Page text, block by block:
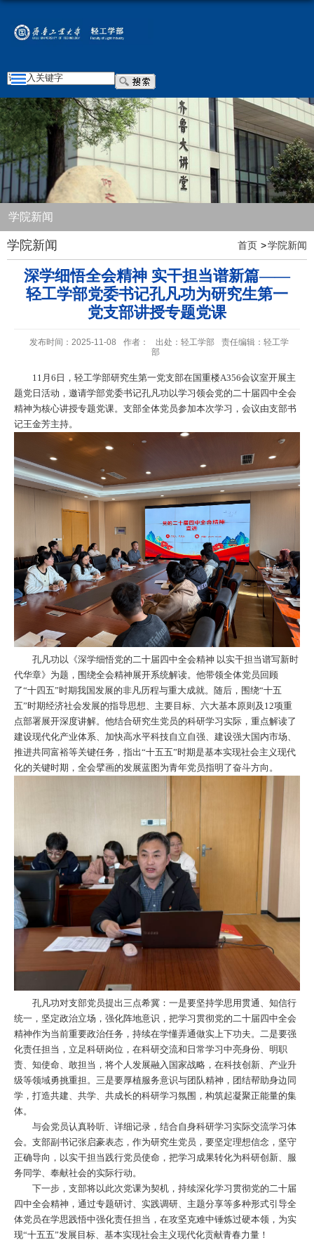
学院新闻
首页 学院新闻
学院新闻
深学细悟全会精神 实干担当谱新篇——
轻工学部党委书记孔凡功为研究生第一
党支部讲授专题党课
发布时间：2025-11-08 作者： 出处：轻工学部
责任编辑：轻工学
部
11 月 6 日，轻工学部研究生第一党支部在国重楼A356会议室开展主
题党日活动，邀请学部党委书记孔凡功以学习领会党的二十届四中全会
精神为核心讲授专题党课。支部全体党员参加本次学习，会议由支部书
记王金芳主持。
孔凡功以《深学细悟党的二十届四中全会精神 以实干担当谱写新时
代华章》为题，围绕全会精神展开系统解读。他带领全体党员回顾
了“十四五”时期我国发展的非凡历程与重大成就。随后，围绕“十五
五”时期经济社会发展的指导思想、主要目标、六大基本原则及 12项重
点部署展开深度讲解。他结合研究生党员的科研学习实际，重点解读了
建设现代化产业体系、加快高水平科技自立自强、建设强大国内市场、
推进共同富裕等关键任务，指出“十五五”时期是基本实现社会主义现代
化的关键时期，全会擘画的发展蓝图为青年党员指明了奋斗方向。
孔凡功对支部党员提出三点希冀：一是要坚持学思用贯通、知信行
统一，坚定政治立场，强化阵地意识，把学习贯彻党的二十届四中全会
精神作为当前重要政治任务，持续在学懂弄通做实上下功夫。二是要强
化责任担当，立足科研岗位，在科研交流和日常学习中亮身份、明职
责、知使命、敢担当，将个人发展融入国家战略，在科技创新、产业升
级等领域勇挑重担。三是要厚植服务意识与团队精神，团结帮助身边同
学，打造共建、共学、共成长的科研学习氛围，构筑起凝聚正能量的集
体。
与会党员认真聆听、详细记录，结合自身科研学习实际交流学习体
会。支部副书记张启豪表态，作为研究生党员，要坚定理想信念，坚守
正确导向，以实干担当践行党员使命，把学习成果转化为科研创新、服
务同学、奉献社会的实际行动。
下一步，支部将以此次党课为契机，持续深化学习贯彻党的二十届
四中全会精神，通过专题研讨、实践调研、主题分享等多种形式引导全
体党员在学思践悟中强化责任担当，在攻坚克难中锤炼过硬本领，为实
现“十五五”发展目标、基本实现社会主义现代化贡献青春力量！